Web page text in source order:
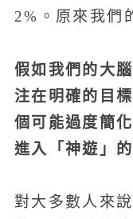
2%。原來我們
假如我們的大
注在明確的目
個可能過度簡
進入「神遊」
對大多數人來